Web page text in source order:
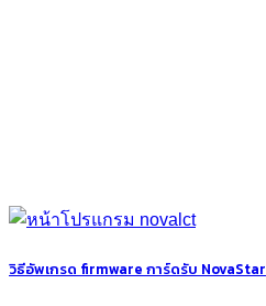
วิธีอัพเกรด firmware การ์ดรับ NovaStar